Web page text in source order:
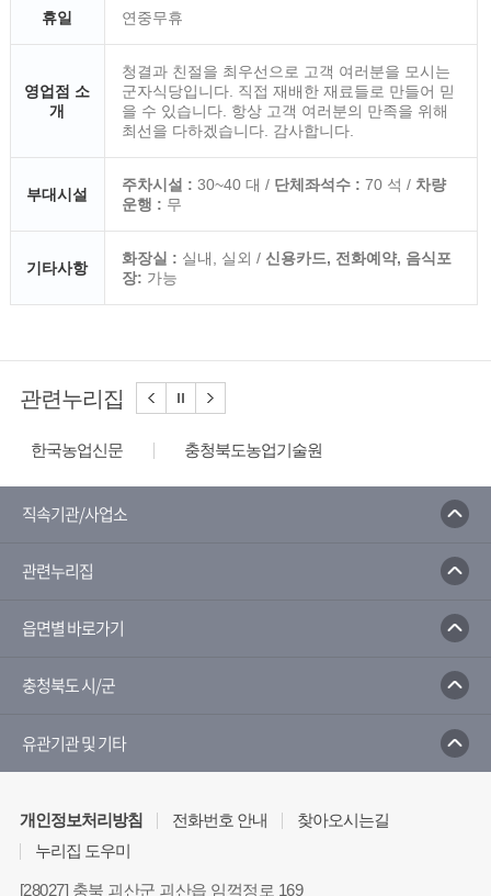
휴일 연중무휴
영업점 소
개
청결과 친절을 최우선으로 고객 여러분을 모시는
군자식당입니다. 직접 재배한 재료들로 만들어 믿
을 수 있습니다. 항상 고객 여러분의 만족을 위해
최선을 다하겠습니다. 감사합니다.
부대시설
주차시설 : 30~40 대 / 단체좌석수 : 70 석 / 차량
운행 : 무
기타사항
화장실 : 실내, 실외 / 신용카드, 전화예약, 음식포
장: 가능
관련누리집
한국농업신문
충청북도농업기술원
한국농수산식품유통공사
농촌진흥청 전자민원 포털서비스
직속기관/사업소
관련누리집
읍면별 바로가기
충청북도 시/군
유관기관 및 기타
개인정보처리방침 전화번호 안내
찾아오시는길
누리집 도우미
[28027] 충북 괴산군 괴산읍 임꺽정로 169